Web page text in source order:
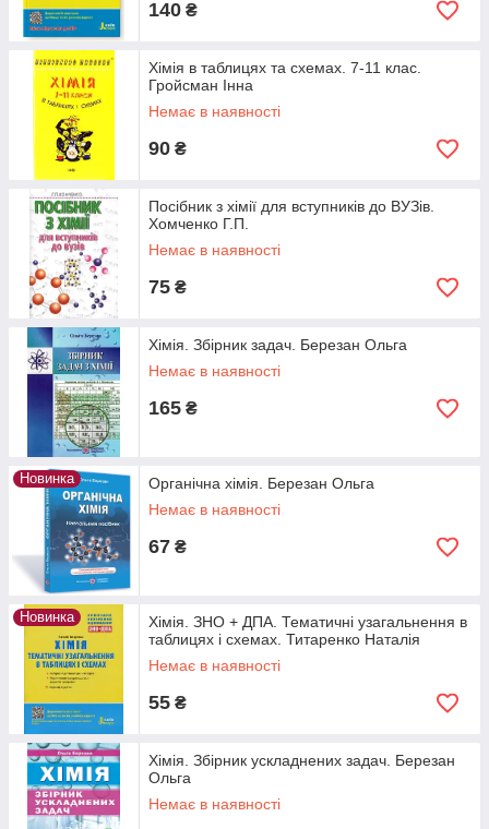
140 ₴
Хімія в таблицях та схемах. 7-11 клас.
Гройсман Інна
Немає в наявності
90 ₴
Посібник з хімії для вступників до ВУЗів.
Хомченко Г.П.
Немає в наявності
75 ₴
Хімія. Збірник задач. Березан Ольга
Немає в наявності
165 ₴
Новинка
Органічна хімія. Березан Ольга
Немає в наявності
67 ₴
Новинка
Хімія. ЗНО + ДПА. Тематичні узагальнення в
таблицях і схемах. Титаренко Наталія
Немає в наявності
55 ₴
Хімія. Збірник ускладнених задач. Березан
Ольга
Немає в наявності